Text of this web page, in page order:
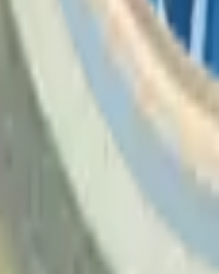
facilitando su uso en
del tiempo y cambios de
optimizando el tiempo
riesgos de daño por